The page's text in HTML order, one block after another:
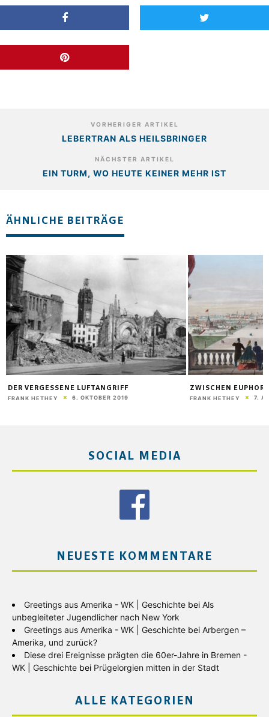
VORHERIGER ARTIKEL
LEBERTRAN ALS HEILSBRINGER
NÄCHSTER ARTIKEL
EIN TURM, WO HEUTE KEINER MEHR IST
ÄHNLICHE BEITRÄGE
DER VERGESSENE LUFTANGRIFF
FRANK HETHEY 6. OKTOBER 2019
ZWISCHEN
FRANK HETHEY 7.
SOCIAL MEDIA
NEUESTE KOMMENTARE
Greetings aus Amerika - WK | Geschichte bei Als
unbegleiteter Jugendlicher nach New York
Greetings aus Amerika - WK | Geschichte bei Arbergen –
Amerika, und zurück?
Diese drei Ereignisse prägten die 60er-Jahre in Bremen -
WK | Geschichte bei Prügelorgien mitten in der Stadt
ALLE KATEGORIEN